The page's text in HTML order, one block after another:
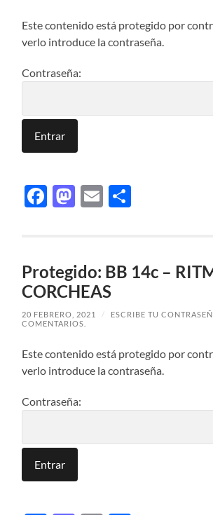
Este contenido está protegido por
verlo introduce la contraseña.
Contraseña:
Facebook
Mastodon
Email
Protegido: BB 14c –
CORCHEAS
20 FEBRERO, 2021 /
ESCRIBE TU
COMENTARIOS.
Este contenido está protegido por
verlo introduce la contraseña.
Contraseña: